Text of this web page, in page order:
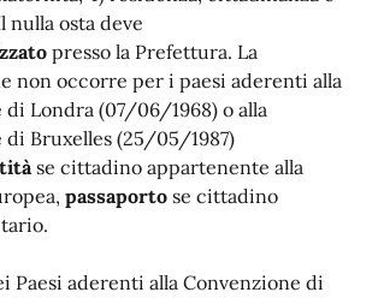
nulla osta deve
presso la Prefettura. La
non occorre per i paesi aderenti alla
di Londra (07/06/1968) o alla
di Bruxelles (25/05/1987)
se cittadino appartenente alla
passaporto se cittadino
Paesi aderenti alla Convenzione di